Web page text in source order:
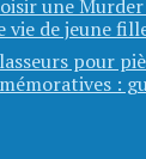
une
de jeune
pour
: